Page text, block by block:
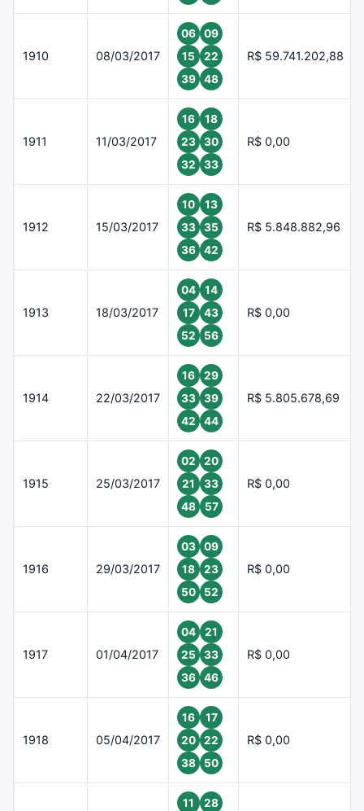
1910 08/03/2017
06
09
15
22
39
48
R$ 59.741.202,88
1911 11/03/2017
16
18
23
30
32
33
R$ 0,00
1912 15/03/2017
10
13
33
35
36
42
R$ 5.848.882,96
1913 18/03/2017
04
14
17
43
52
56
R$ 0,00
1914 22/03/2017
16
29
33
39
42
44
R$ 5.805.678,69
1915 25/03/2017
02
20
21
33
48
57
R$ 0,00
1916 29/03/2017
03
09
18
23
50
52
R$ 0,00
1917 01/04/2017
04
21
25
33
36
46
R$ 0,00
1918 05/04/2017
16
17
20
22
38
50
R$ 0,00
11
28